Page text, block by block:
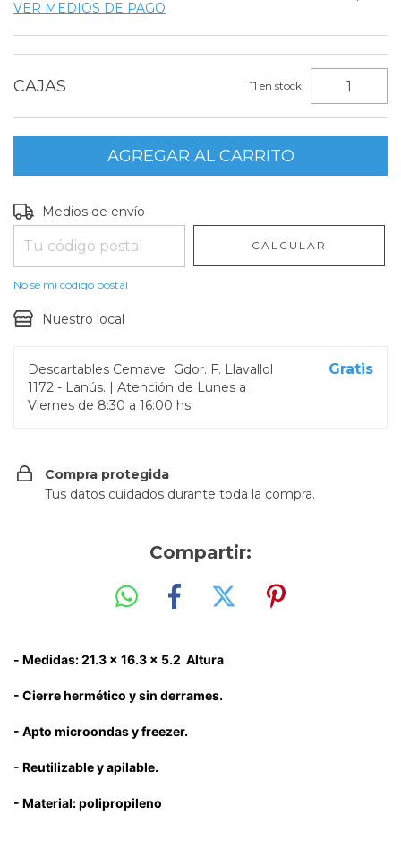
VER MEDIOS DE PAGO
11 en stock
Entregas para el CP:
Medios de envío
CALCULAR
No sé mi código postal
Nuestro local
Descartables Cemave
Gdor. F. Llavallol
1172 - Lanús. | Atención de Lunes a
Viernes de 8:30 a 16:00 hs
Gratis
Compra protegida
Tus datos cuidados durante toda la compra.
Compartir:
- Medidas: 21.3 x 16.3 x 5.2 Altura
- Cierre hermético y sin derrames.
- Apto microondas y freezer.
- Reutilizable y apilable.
- Material: polipropileno